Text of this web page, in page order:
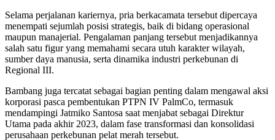
Selama perjalanan kariernya, pria berkacamata tersebut dipercaya
menempati sejumlah posisi strategis, baik di bidang operasional
maupun manajerial. Pengalaman panjang tersebut menjadikannya
salah satu figur yang memahami secara utuh karakter wilayah,
sumber daya manusia, serta dinamika industri perkebunan di
Regional III.
Bambang juga tercatat sebagai bagian penting dalam mengawal aksi
korporasi pasca pembentukan PTPN IV PalmCo, termasuk
mendampingi Jatmiko Santosa saat menjabat sebagai Direktur
Utama pada akhir 2023, dalam fase transformasi dan konsolidasi
perusahaan perkebunan pelat merah tersebut.